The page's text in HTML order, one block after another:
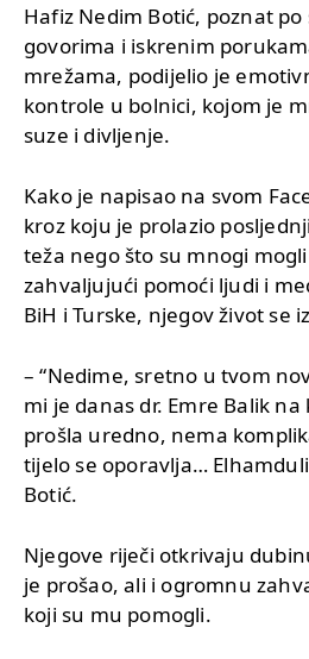
Hafiz Nedim Botić, poznat
govorima i iskrenim
mrežama, podijelio je
kontrole u bolnici, kojom je
suze i divljenje.
Kako je napisao na svom
kroz koju je prolazio
teža nego što su mnogi
zahvaljujući pomoći ljudi i
BiH i Turske, njegov život se
– “Nedime, sretno u tvom
mi je danas dr. Emre Balik
prošla uredno, nema
tijelo se oporavlja…
Botić.
Njegove riječi otkrivaju
je prošao, ali i ogromnu
koji su mu pomogli.